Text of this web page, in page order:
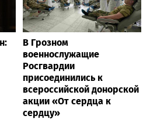
В Грозном
военнослужащие
Росгвардии
присоединились к
всероссийской донорской
акции «От сердца к
сердцу»